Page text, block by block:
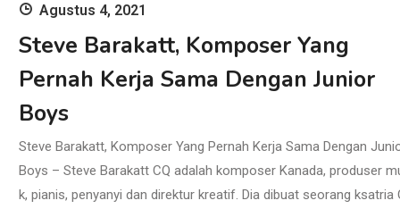
Agustus 4, 2021
Steve Barakatt, Komposer Yang
Pernah Kerja Sama Dengan Junior
Boys
Steve Barakatt, Komposer Yang Pernah Kerja Sama Dengan
Boys – Steve Barakatt CQ adalah komposer Kanada, produser
k, pianis, penyanyi dan direktur kreatif. Dia dibuat seorang ksatria